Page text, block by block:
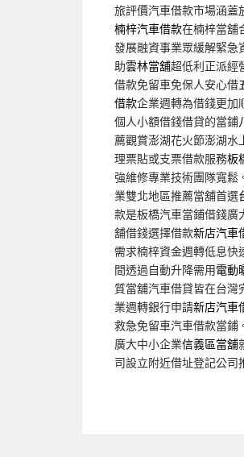
旅評價汽車借款市場涵蓋
楠梓汽車借款在楠梓當舖
發展融資事業眾緩解緊急
助雲林當舖超低利正派經
借款免留車免保人安心借
借款企業週轉為借錢更加
個人小額借錢借貸的當鋪
薦觀賞澎湖花火節澎湖水
理票貼或支票借款服務板
強維修專業技術團隊寬鬆
業雙北地區推薦當舖首選
款是板橋汽車當鋪借錢廣
舖借錢選擇借款新店汽車
需求楠梓資金週轉低息
間透過自動升降需用電動
質當舖汽車借貸皆在台灣
業週轉銀行申請新店汽車
救急免留車汽車借款當鋪
廣大中小企業信義區當舖
司設立附近借址登記公司